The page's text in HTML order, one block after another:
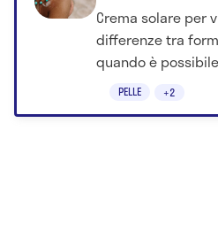
PELLE +2
Crema solare per
differenze tra
quando è
prodotto su